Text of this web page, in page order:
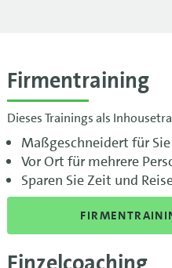
Firmentraining
Dieses Trainings als
Maßgeschneidert für Sie
Vor Ort für mehrere
Sparen Sie Zeit und